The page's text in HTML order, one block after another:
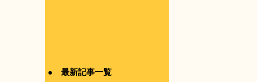
● 最新記事一覧